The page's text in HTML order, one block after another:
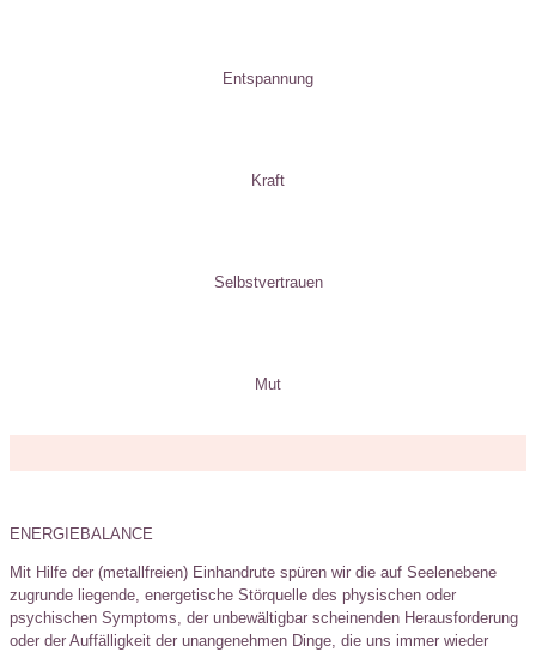
Entspannung
Kraft
Selbstvertrauen
Mut
ENERGIEBALANCE
Mit Hilfe der (metallfreien) Einhandrute spüren wir die auf Seelenebene
zugrunde liegende, energetische Störquelle des physischen oder
psychischen Symptoms, der unbewältigbar scheinenden Herausforderung
oder der Auffälligkeit der unangenehmen Dinge, die uns immer wieder